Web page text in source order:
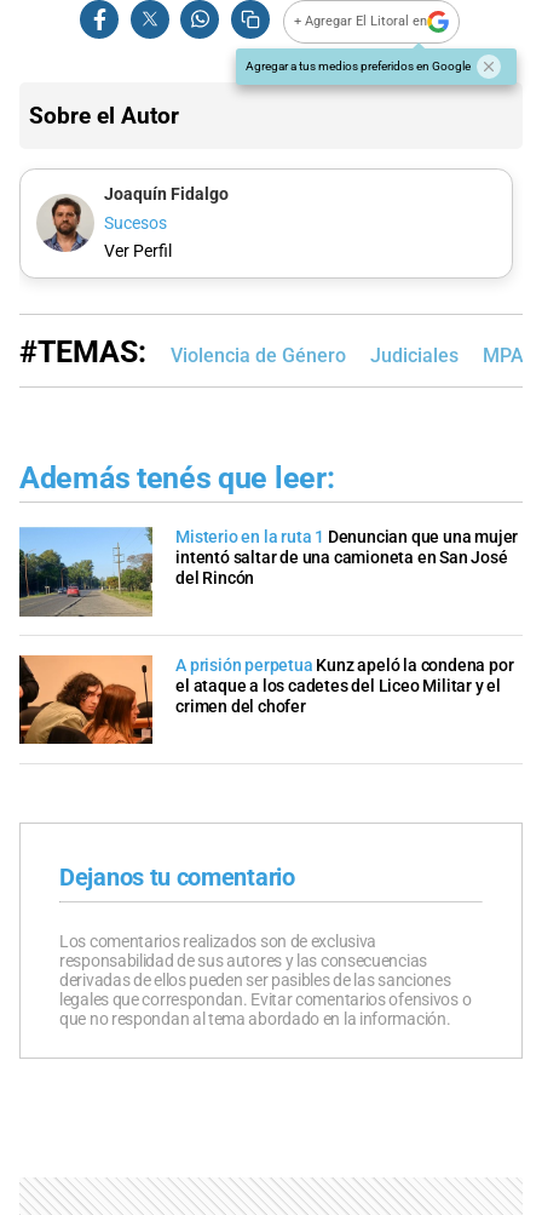
+ Agregar El Litoral en
Agregar a tus medios preferidos en Google
Sobre el Autor
Joaquín Fidalgo
Sucesos
Ver Perfil
#TEMAS: Violencia de Género Judiciales MPA
Además tenés que leer:
Misterio en la ruta 1 Denuncian que una mujer
intentó saltar de una camioneta en San José
del Rincón
A prisión perpetua Kunz apeló la condena por
el ataque a los cadetes del Liceo Militar y el
crimen del chofer
Dejanos tu comentario
Los comentarios realizados son de exclusiva
responsabilidad de sus autores y las consecuencias
derivadas de ellos pueden ser pasibles de las sanciones
legales que correspondan. Evitar comentarios ofensivos o
que no respondan al tema abordado en la información.